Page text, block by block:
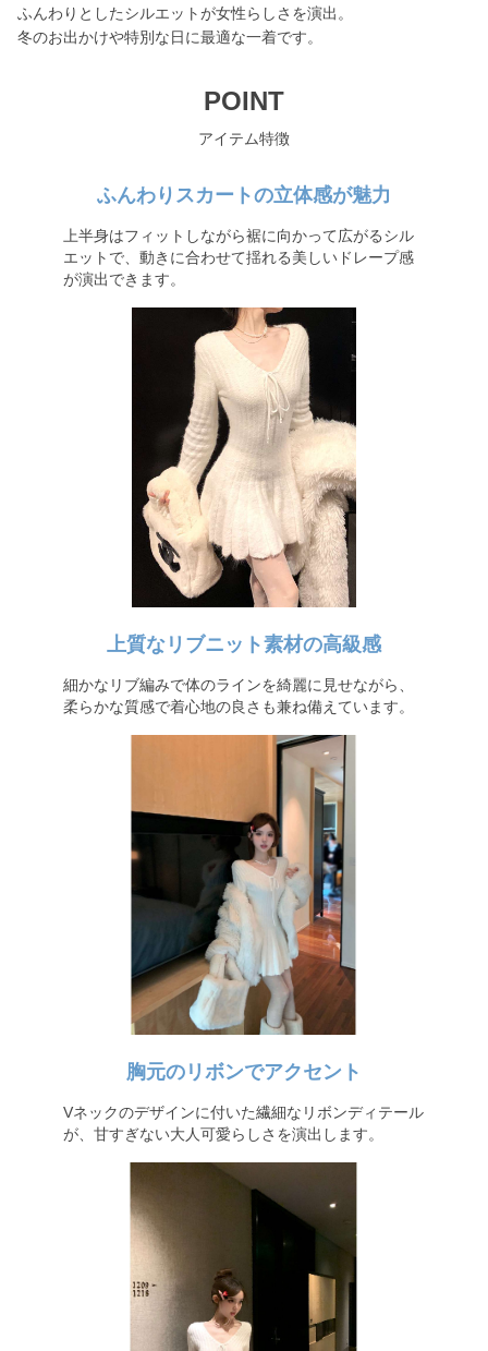
ふんわりとしたシルエットが女性らしさを演出。
冬のお出かけや特別な日に最適な一着です。
POINT
アイテム特徴
ふんわりスカートの立体感が魅力
上半身はフィットしながら裾に向かって広がるシル
エットで、動きに合わせて揺れる美しいドレープ感
が演出できます。
上質なリブニット素材の高級感
細かなリブ編みで体のラインを綺麗に見せながら、
柔らかな質感で着心地の良さも兼ね備えています。
胸元のリボンでアクセント
Vネックのデザインに付いた繊細なリボンディテール
が、甘すぎない大人可愛らしさを演出します。